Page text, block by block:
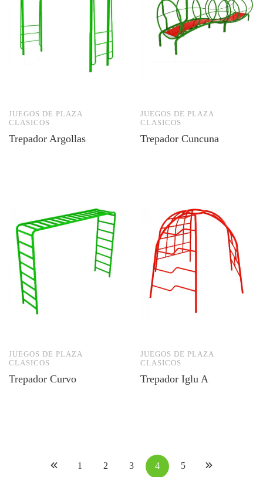
JUEGOS DE PLAZA
CLASICOS
Trepador Argollas
JUEGOS DE PLAZA
CLASICOS
Trepador Cuncuna
JUEGOS DE PLAZA
CLASICOS
Trepador Curvo
JUEGOS DE PLAZA
CLASICOS
Trepador Iglu A
1 2 3 4 5